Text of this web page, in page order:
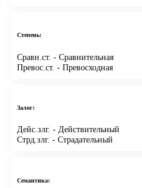
Степень:
Сравн.ст. - Сравнительная
Превос.ст. - Превосходная
Залог:
Дейс.злг. - Действительный
Стрд.злг. - Страдательный
Семантика: